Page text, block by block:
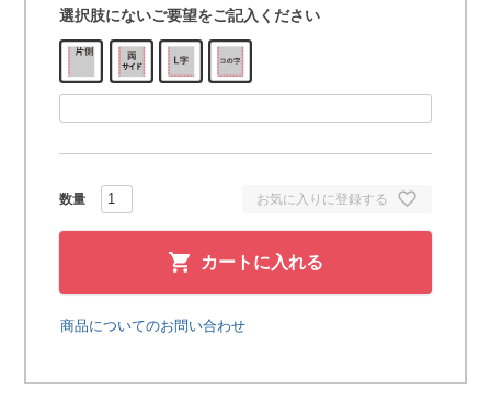
お気に入りに登録する
カートに入れる
選択肢にないご要望をご記入ください
商品についてのお問い合わせ